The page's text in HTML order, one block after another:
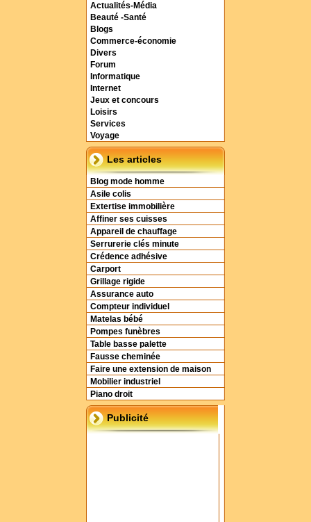
Actualités-Média
Beauté -Santé
Blogs
Commerce-économie
Divers
Forum
Informatique
Internet
Jeux et concours
Loisirs
Services
Voyage
Les articles
Blog mode homme
Asile colis
Extertise immobilière
Affiner ses cuisses
Appareil de chauffage
Serrurerie clés minute
Crédence adhésive
Carport
Grillage rigide
Assurance auto
Compteur individuel
Matelas bébé
Pompes funèbres
Table basse palette
Fausse cheminée
Faire une extension de maison
Mobilier industriel
Piano droit
Publicité